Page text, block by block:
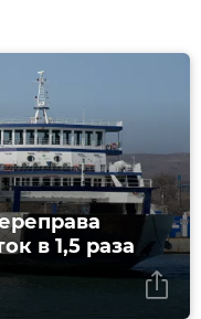
в 1,5 раза